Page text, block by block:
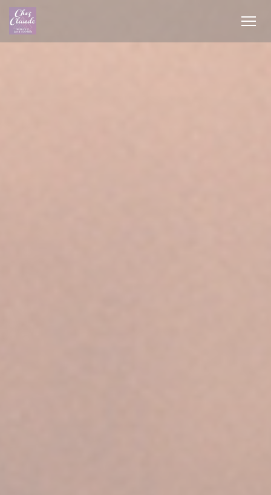
Painel de Gerenciamento de Cookies